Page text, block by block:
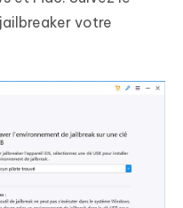
votre